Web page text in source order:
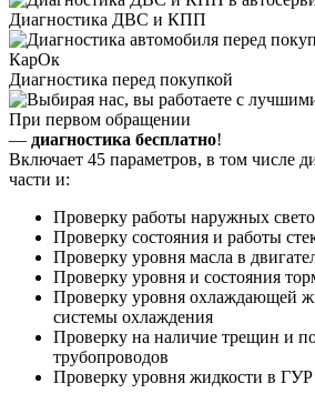
Диагностика ДВС и КПП
Диагностика перед покупкой
При первом обращении
— диагностика бесплатно!
Включает 45 параметров, в том числе
части и:
Проверку работы наружных
Проверку состояния и работы
Проверку уровня масла в
Проверку уровня и состояния
Проверку уровня охлаждающей
системы охлаждения
Проверку на наличие трещин и
трубопроводов
Проверку уровня жидкости в ГУР